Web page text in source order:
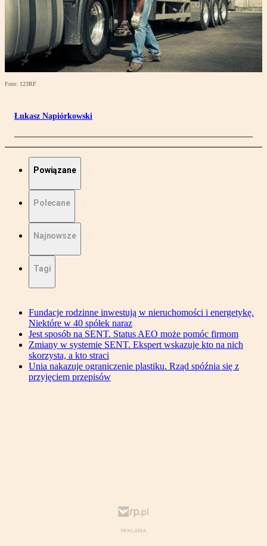
Foto: 123RF
Łukasz Napiórkowski
Powiązane
Polecane
Najnowsze
Tagi
Fundacje rodzinne inwestują w nieruchomości i energetykę.
Niektóre w 40 spółek naraz
Jest sposób na SENT. Status AEO może pomóc firmom
Zmiany w systemie SENT. Ekspert wskazuje kto na nich
skorzysta, a kto straci
Unia nakazuje ograniczenie plastiku. Rząd spóźnia się z
przyjęciem przepisów